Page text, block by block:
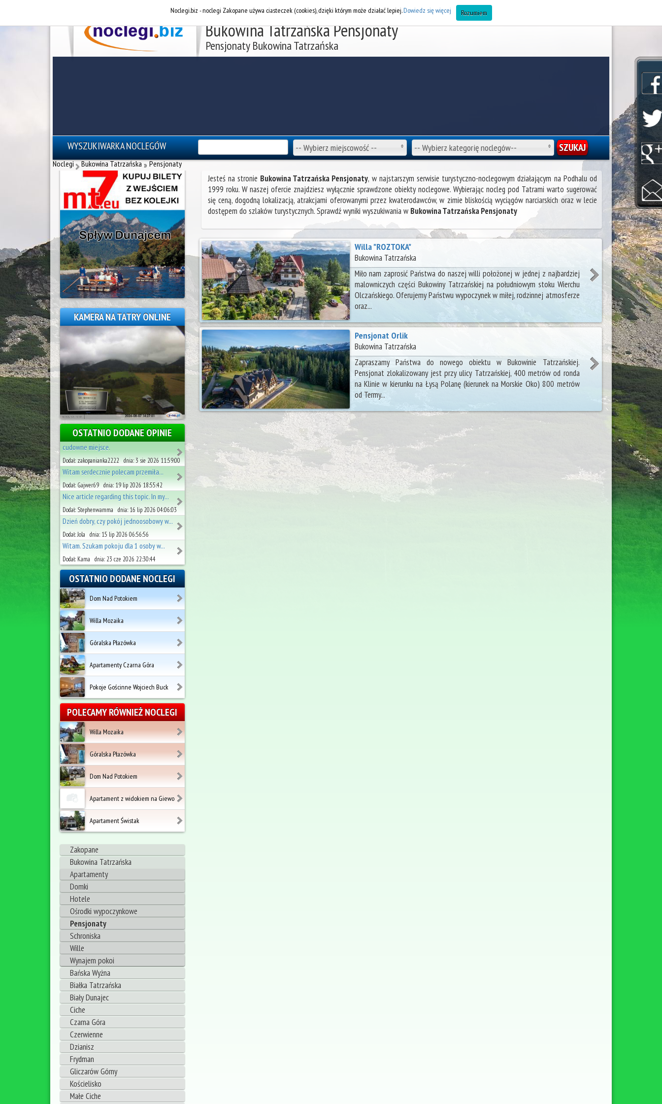
DODAJ OBIEKT DO BAZY (Noclegi Zakopane) »
Bukowina Tatrzańska Pensjonaty
Pensjonaty Bukowina Tatrzańska
WYSZUKIWARKA NOCLEGÓW -- Wybierz miejscowość -- -- Wybierz kategorię noclegów--
Noclegi Bukowina Tatrzańska»Pensjonaty
Jesteś na stronie Bukowina Tatrzańska Pensjonaty, w najstarszym serwisie turystyczno-noclegowym działającym na Podhalu od
1999 roku. W naszej ofercie znajdziesz wyłącznie sprawdzone obiekty noclegowe. Wybierając nocleg pod Tatrami warto sugerować
się ceną, dogodną lokalizacją, atrakcjami oferowanymi przez kwaterodawców, w zimie bliskością wyciągów narciarskich oraz w lecie
dostępem do szlaków turystycznych. Sprawdź wyniki wyszukiwania w Bukowina Tatrzańska Pensjonaty
Willa "ROZTOKA"
Bukowina Tatrzańska
Miło nam zaprosić Państwa do naszej willi położonej w jednej z najbardziej
malowniczych części Bukowiny Tatrzańskiej na południowym stoku Wierchu
Olczańskiego. Oferujemy Państwu wypoczynek w miłej, rodzinnej atmosferze
oraz...
Pensjonat Orlik
Bukowina Tatrzańska
Zapraszamy Państwa do nowego obiektu w Bukowinie Tatrzańskiej.
Pensjonat zlokalizowany jest przy ulicy Tatrzańskiej, 400 metrów od ronda
na Klinie w kierunku na Łysą Polanę (kierunek na Morskie Oko) 800 metrów
od Termy...
reklama - noclegi Zakopane
KAMERA NA TATRY ONLINE
OSTATNIO DODANE OPINIE
cudowne miejsce.
Dodał: zakopanianka2222 dnia: 3 sie 2026 11:59:00
Witam serdecznie polecam przemiła...
Dodał: Gajwer69 dnia: 19 lip 2026 18:55:42
Nice article regarding this topic. In my...
Dodał: Stephenwamma dnia: 16 lip 2026 04:06:03
Dzień dobry, czy pokój jednoosobowy w...
Dodał: Jola dnia: 15 lip 2026 06:56:56
Witam. Szukam pokoju dla 1 osoby w...
Dodał: Kama dnia: 23 cze 2026 22:30:44
OSTATNIO DODANE NOCLEGI
Dom Nad Potokiem
Willa Mozaika
Góralska Płazówka
Apartamenty Czarna Góra
Pokoje Gościnne Wojciech Buck
POLECAMY RÓWNIEŻ NOCLEGI
Willa Mozaika
Góralska Płazówka
Dom Nad Potokiem
Apartament z widokiem na Giewo
Apartament Świstak
Zakopane
Bukowina Tatrzańska
Apartamenty
Domki
Hotele
Ośrodki wypoczynkowe
Pensjonaty
Schroniska
Wille
Wynajem pokoi
Bańska Wyżna
Białka Tatrzańska
Biały Dunajec
Ciche
Czarna Góra
Czerwienne
Dzianisz
Frydman
Gliczarów Górny
Kościelisko
Małe Ciche
Noclegi.biz - noclegi Zakopane używa ciasteczek (cookies), dzięki którym może działać lepiej.Dowiedz się więcej Rozumiem